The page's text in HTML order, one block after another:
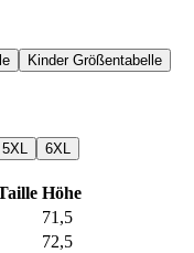
Kinder Größentabelle
5XL 6XL
Höhe
71,5
72,5